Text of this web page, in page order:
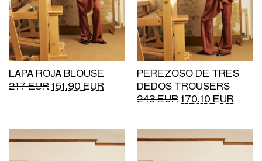
LAPA ROJA BLOUSE
217EUR 151.90 EUR
PEREZOSO DE TRES
DEDOS TROUSERS
243EUR 170.10 EUR